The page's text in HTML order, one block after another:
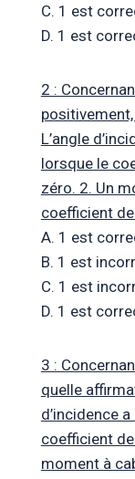
C. 1 est
D. 1 est
2 :
L’angle
lorsque le
zéro. 2. Un
coefficient
A. 1 est
B. 1 est
C. 1 est
D. 1 est
3 :
quelle
d’incidence
coefficient
moment à